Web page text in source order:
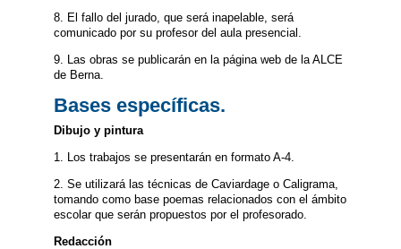
8. El fallo del jurado, que será inapelable, será
comunicado por su profesor del aula presencial.
9. Las obras se publicarán en la página web de la ALCE
de Berna.
Bases específicas.
Dibujo y pintura
1. Los trabajos se presentarán en formato A-4.
2. Se utilizará las técnicas de Caviardage o Caligrama,
tomando como base poemas relacionados con el ámbito
escolar que serán propuestos por el profesorado.
Redacción